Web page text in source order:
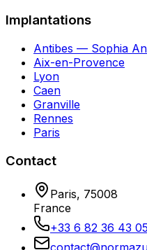
Implantations
Antibes — Sophia
Aix-en-Provence
Lyon
Caen
Granville
Rennes
Paris
Contact
Paris, 75008
France
+33 6 82 36 43 05